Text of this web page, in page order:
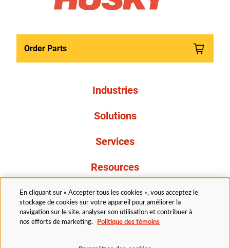
Order Parts
Industries
Solutions
Services
Resources
À propos de nous
En cliquant sur « Accepter tous les cookies », vous acceptez le
stockage de cookies sur votre appareil pour améliorer la
navigation sur le site, analyser son utilisation et contribuer à
nos efforts de marketing.
Politique des témoins